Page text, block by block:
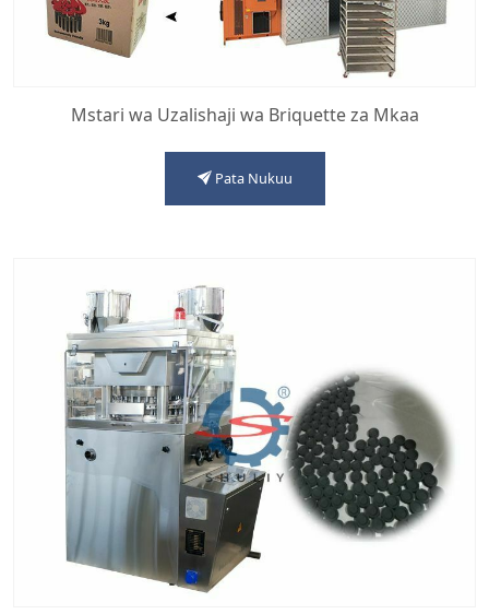
Mstari wa Uzalishaji wa Briquette za Mkaa
Pata Nukuu